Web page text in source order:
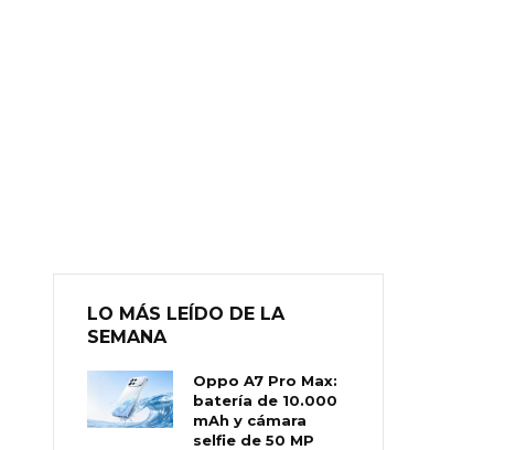
LO MÁS LEÍDO DE LA
SEMANA
Oppo A7 Pro Max:
batería de 10.000
mAh y cámara
selfie de 50 MP